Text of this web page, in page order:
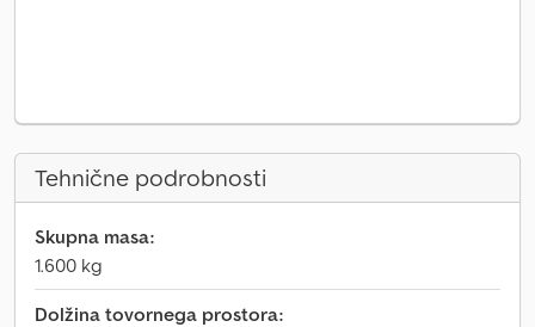
Tehnične podrobnosti
Skupna masa:
1.600 kg
Dolžina tovornega prostora: